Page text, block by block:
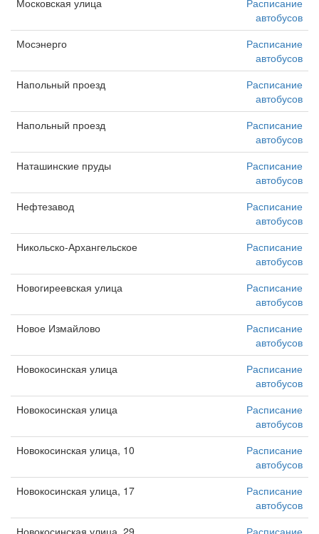
Московская улица
Расписание
автобусов
Мосэнерго
Расписание
автобусов
Напольный проезд
Расписание
автобусов
Напольный проезд
Расписание
автобусов
Наташинские пруды
Расписание
автобусов
Нефтезавод
Расписание
автобусов
Никольско-Архангельское
Расписание
автобусов
Новогиреевская улица
Расписание
автобусов
Новое Измайлово
Расписание
автобусов
Новокосинская улица
Расписание
автобусов
Новокосинская улица
Расписание
автобусов
Новокосинская улица, 10
Расписание
автобусов
Новокосинская улица, 17
Расписание
автобусов
Новокосинская улица, 29
Расписание